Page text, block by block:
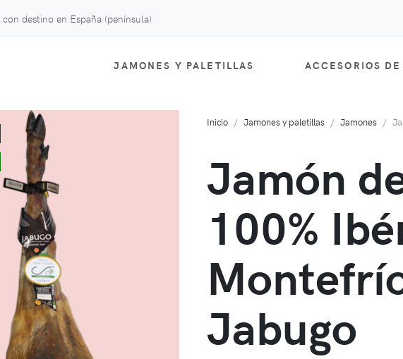
con destino en España (península)
JAMONES Y PALETILLAS ACCESORIOS DE
Inicio Jamones y paletillas Jamones
Jamón
100%
Jabugo